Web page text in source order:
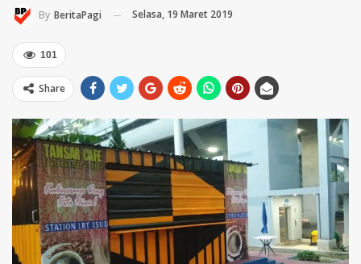
By BeritaPagi Selasa, 19 Maret 2019
101
Share